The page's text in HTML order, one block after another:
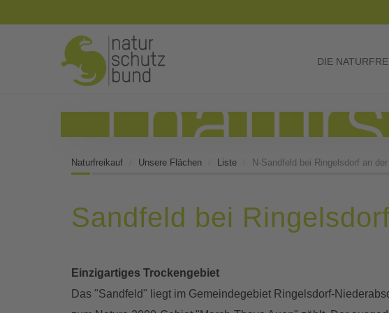
DIE
Naturfreikauf Unsere Flächen Liste N-Sandfeld bei Ringelsdorf an
Sandfeld bei
Einzigartiges Trockengebiet
Das "Sandfeld" liegt im Gemeindegebiet Ringelsdorf-